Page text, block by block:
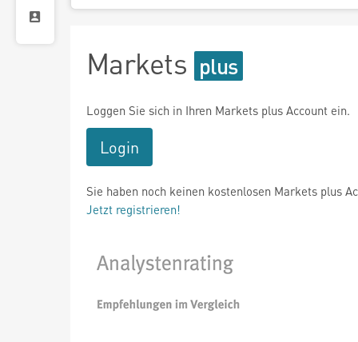
Markets
Loggen Sie sich in Ihren Markets plus Account ein.
Login
Sie haben noch keinen kostenlosen Markets plus
Jetzt registrieren!